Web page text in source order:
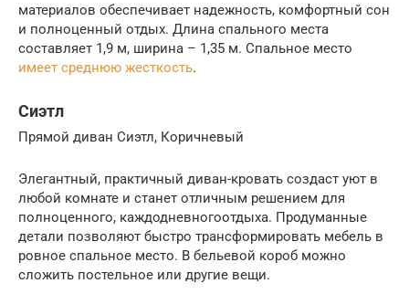
материалов обеспечивает надежность, комфортный сон
и полноценный отдых. Длина спального места
составляет 1,9 м, ширина – 1,35 м. Спальное место
имеет среднюю жесткость.
Сиэтл
Прямой диван Сиэтл, Коричневый
Элегантный, практичный диван-кровать создаст уют в
любой комнате и станет отличным решением для
полноценного, каждодневногоотдыха. Продуманные
детали позволяют быстро трансформировать мебель в
ровное спальное место. В бельевой короб можно
сложить постельное или другие вещи.